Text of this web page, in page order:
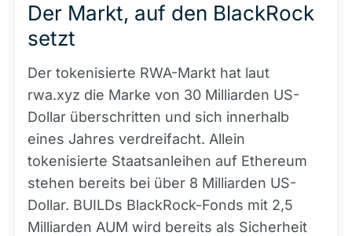
Der Markt, auf den BlackRock
setzt
Der tokenisierte RWA-Markt hat laut
rwa.xyz die Marke von 30 Milliarden US-
Dollar überschritten und sich innerhalb
eines Jahres verdreifacht. Allein
tokenisierte Staatsanleihen auf Ethereum
stehen bereits bei über 8 Milliarden US-
Dollar. BUILDs BlackRock-Fonds mit 2,5
Milliarden AUM wird bereits als Sicherheit